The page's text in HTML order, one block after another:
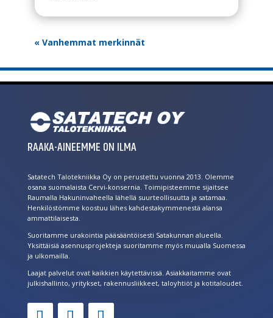
« Vanhemmat merkinnät
RAAKA-AINEEMME ON ILMA
Satatech Talotekniikka Oy on perustettu vuonna 2013. Olemme
osana suomalaista Cervi-konsernia. Toimipisteemme sijaitsee
Raumalla Hakuninvaheella lähellä suurteollisuutta ja satamaa.
Henkilöstömme koostuu lähes kahdestakymmenestä alansa
ammattilaisesta.
Suoritamme urakointia pääsääntöisesti Satakunnan alueella.
Yksittäisiä asennusprojekteja suoritamme myös muualla Suomessa
ja ulkomailla.
Laajat palvelut ovat kaikkien käytettävissä. Asiakkaitamme ovat
julkishallinto, yritykset, rakennusliikkeet, taloyhtiöt ja kotitaloudet.